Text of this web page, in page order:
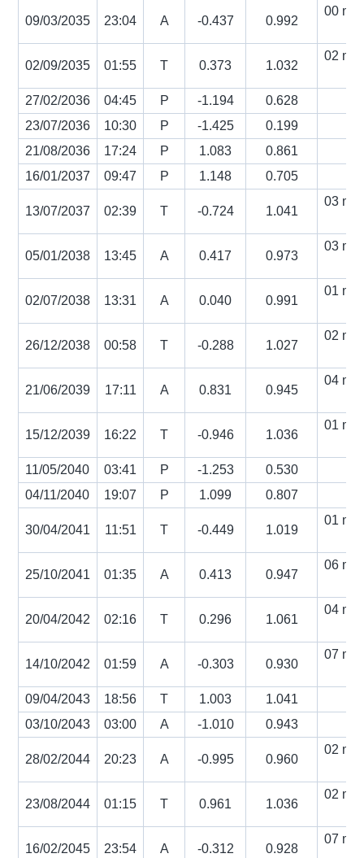
09/03/2035 23:04 A -0.437 0.992
00
02/09/2035 01:55 T 0.373 1.032
02
27/02/2036
04:45 P -1.194
0.628
23/07/2036
10:30 P -1.425
0.199
21/08/2036
17:24 P 1.083
0.861
16/01/2037
09:47 P 1.148 0.705
13/07/2037 02:39 T -0.724 1.041
03
05/01/2038 13:45 A 0.417 0.973
03
02/07/2038 13:31 A 0.040 0.991
01
26/12/2038 00:58 T -0.288 1.027
02
21/06/2039 17:11 A 0.831 0.945
04
15/12/2039 16:22 T -0.946 1.036
01
11/05/2040
03:41 P -1.253
0.530
04/11/2040
19:07 P 1.099 0.807
30/04/2041 11:51 T -0.449 1.019
01
25/10/2041 01:35 A 0.413 0.947
06
20/04/2042 02:16 T 0.296 1.061
04
14/10/2042 01:59 A -0.303 0.930
07
09/04/2043
18:56 T 1.003
1.041
03/10/2043
03:00 A -1.010 0.943
28/02/2044 20:23 A -0.995 0.960
02
23/08/2044 01:15 T 0.961 1.036
02
16/02/2045 23:54 A -0.312 0.928
07